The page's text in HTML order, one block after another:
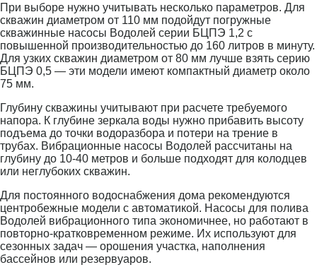
При выборе нужно учитывать несколько параметров. Для
скважин диаметром от 110 мм подойдут погружные
скважинные насосы Водолей серии БЦПЭ 1,2 с
повышенной производительностью до 160 литров в минуту.
Для узких скважин диаметром от 80 мм лучше взять серию
БЦПЭ 0,5 — эти модели имеют компактный диаметр около
75 мм.
Глубину скважины учитывают при расчете требуемого
напора. К глубине зеркала воды нужно прибавить высоту
подъема до точки водоразбора и потери на трение в
трубах. Вибрационные насосы Водолей рассчитаны на
глубину до 10-40 метров и больше подходят для колодцев
или неглубоких скважин.
Для постоянного водоснабжения дома рекомендуются
центробежные модели с автоматикой. Насосы для полива
Водолей вибрационного типа экономичнее, но работают в
повторно-кратковременном режиме. Их используют для
сезонных задач — орошения участка, наполнения
бассейнов или резервуаров.